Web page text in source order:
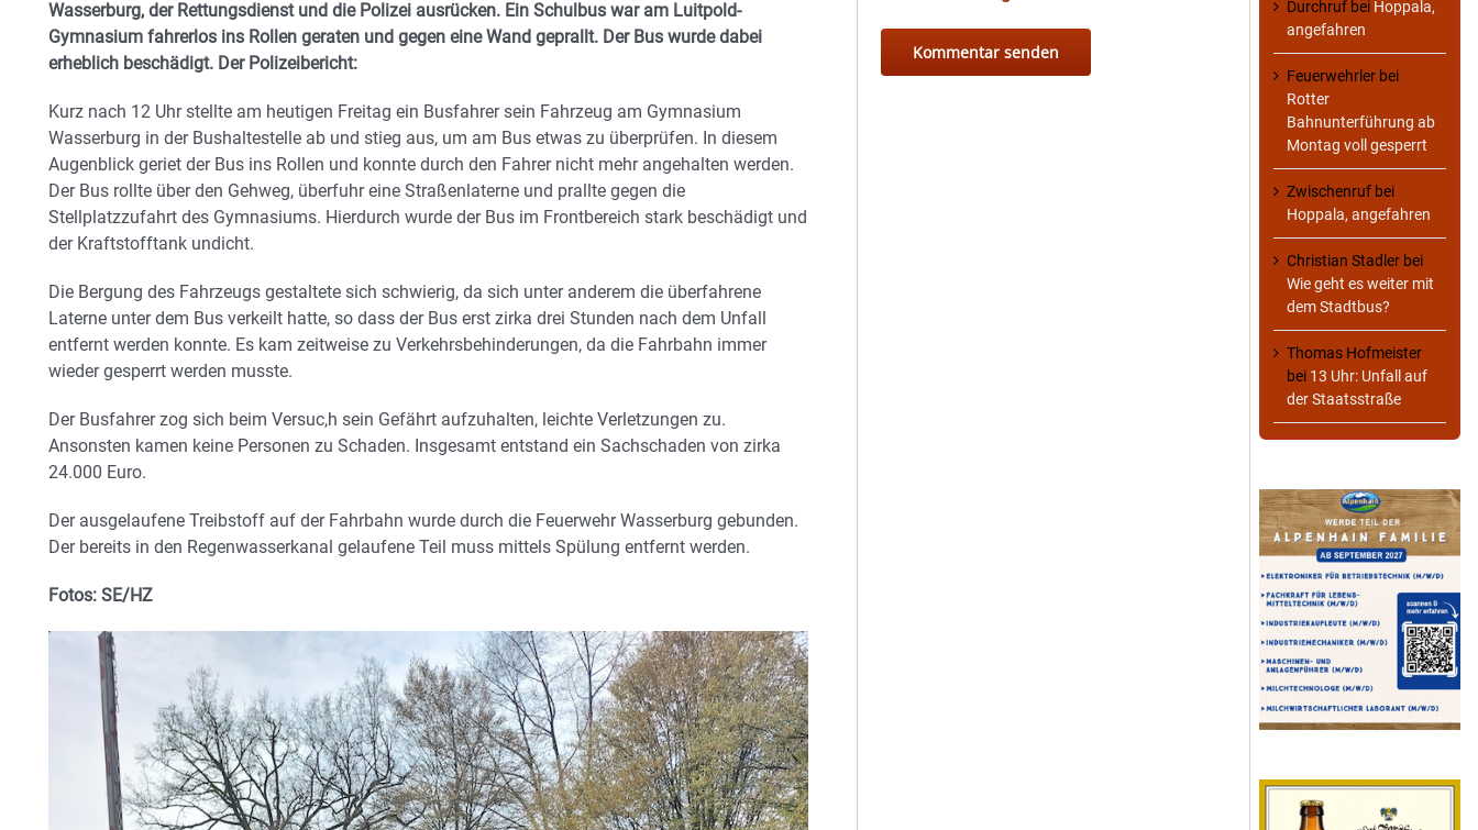
Wasserburg, der Rettungsdienst und die Polizei ausrücken. Ein Schulbus war am Luitpold-
Gymnasium fahrerlos ins Rollen geraten und gegen eine Wand geprallt. Der Bus wurde dabei
erheblich beschädigt. Der Polizeibericht:
Kurz nach 12 Uhr stellte am heutigen Freitag ein Busfahrer sein Fahrzeug am Gymnasium
Wasserburg in der Bushaltestelle ab und stieg aus, um am Bus etwas zu überprüfen. In diesem
Augenblick geriet der Bus ins Rollen und konnte durch den Fahrer nicht mehr angehalten werden.
Der Bus rollte über den Gehweg, überfuhr eine Straßenlaterne und prallte gegen die
Stellplatzzufahrt des Gymnasiums. Hierdurch wurde der Bus im Frontbereich stark beschädigt und
der Kraftstofftank undicht.
Die Bergung des Fahrzeugs gestaltete sich schwierig, da sich unter anderem die überfahrene
Laterne unter dem Bus verkeilt hatte, so dass der Bus erst zirka drei Stunden nach dem Unfall
entfernt werden konnte. Es kam zeitweise zu Verkehrsbehinderungen, da die Fahrbahn immer
wieder gesperrt werden musste.
Der Busfahrer zog sich beim Versuc,h sein Gefährt aufzuhalten, leichte Verletzungen zu.
Ansonsten kamen keine Personen zu Schaden. Insgesamt entstand ein Sachschaden von zirka
24.000 Euro.
Der ausgelaufene Treibstoff auf der Fahrbahn wurde durch die Feuerwehr Wasserburg gebunden.
Der bereits in den Regenwasserkanal gelaufene Teil muss mittels Spülung entfernt werden.
Fotos: SE/HZ
Durchruf bei Hoppala,
angefahren
Feuerwehrler bei
Rotter
Bahnunterführung ab
Montag voll gesperrt
Zwischenruf bei
Hoppala, angefahren
Christian Stadler bei
Wie geht es weiter mit
dem Stadtbus?
Thomas Hofmeister
bei 13 Uhr: Unfall auf
der Staatsstraße